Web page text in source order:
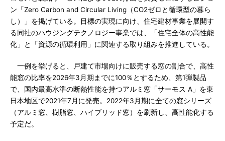
ン「Zero Carbon and Circular Living（CO2ゼロと循環型の暮ら
し）」を掲げている。目標の実現に向け、住宅建材事業を展開す
る同社のハウジングテクノロジー事業では、「住宅全体の高性能
化」と「資源の循環利用」に関連する取り組みを推進している。
一例を挙げると、戸建て市場向けに販売する窓の割合で、高性
能窓の比率を2026年3月期までに100％とするため、第1弾製品
で、国内最高水準の断熱性能を持つアルミ窓「サーモス A」を東
日本地区で2021年7月に発売。2022年3月期に全ての窓シリーズ
（アルミ窓、樹脂窓、ハイブリッド窓）を刷新し、高性能化する
予定だ。